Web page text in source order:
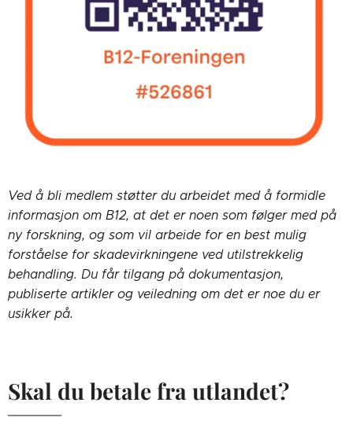
Ved å bli medlem støtter du arbeidet med å formidle
informasjon om B12, at det er noen som følger med på
ny forskning, og som vil arbeide for en best mulig
forståelse for skadevirkningene ved utilstrekkelig
behandling. Du får tilgang på dokumentasjon,
publiserte artikler og veiledning om det er noe du er
usikker på.
Skal du betale fra utlandet?